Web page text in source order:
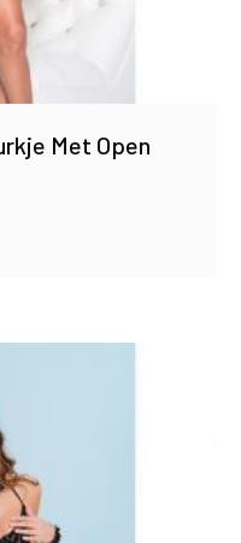
Met Open